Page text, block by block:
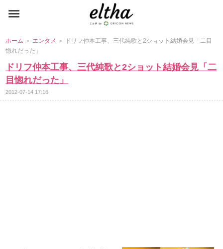
ホーム ＞ エンタメ ＞ ドリフ仲本工事、三代純歌と2ショット結婚会見「二目
惚れだった」
ドリフ仲本工事、三代純歌と2ショット結婚会見「二
目惚れだった」
2012-07-14 17:16